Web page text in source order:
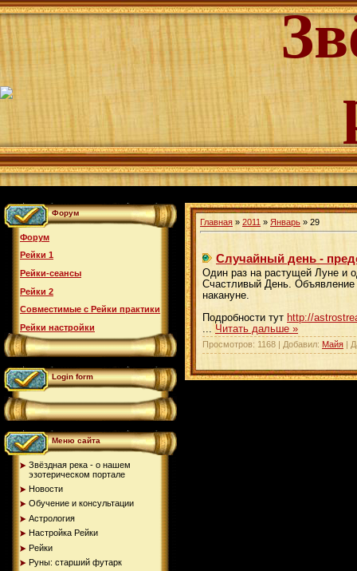
Форум
Форум
Рейки 1
Рейки-сеансы
Рейки 2
Совместимые с Рейки практики
Рейки настройки
Login form
Меню сайта
Звёздная река - о нашем
эзотерическом портале
Новости
Обучение и консультации
Астрология
Настройка Рейки
Рейки
Руны: старший футарк
Главная » 2011 » Январь » 29
Случайный день -
Один раз на растущей Луне и
Счастливый День.
накануне.
Подробности тут http://
... Читать дальше »
Просмотров: 1168 | Добавил: Майя |